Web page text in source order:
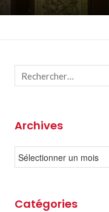
Archives
Catégories